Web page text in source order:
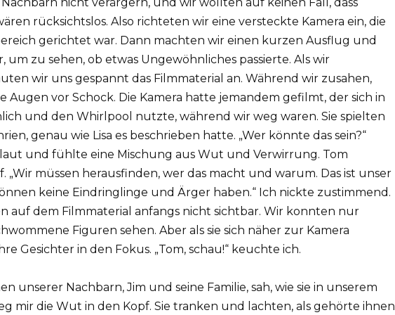
rücksichtslos. Also richteten wir eine versteckte Kamera ein, die
gerichtet war. Dann machten wir einen kurzen Ausflug und
um zu sehen, ob etwas Ungewöhnliches passierte. Als wir
wir uns gespannt das Filmmaterial an. Während wir zusahen,
Augen vor Schock. Die Kamera hatte jemandem gefilmt, der sich in
und den Whirlpool nutzte, während wir weg waren. Sie spielten
genau wie Lisa es beschrieben hatte. „Wer könnte das sein?“
und fühlte eine Mischung aus Wut und Verwirrung. Tom
„Wir müssen herausfinden, wer das macht und warum. Das ist unser
keine Eindringlinge und Ärger haben.“ Ich nickte zustimmend.
auf dem Filmmaterial anfangs nicht sichtbar. Wir konnten nur
Figuren sehen. Aber als sie sich näher zur Kamera
Gesichter in den Fokus. „Tom, schau!“ keuchte ich.
unserer Nachbarn, Jim und seine Familie, sah, wie sie in unserem
mir die Wut in den Kopf. Sie tranken und lachten, als gehörte ihnen